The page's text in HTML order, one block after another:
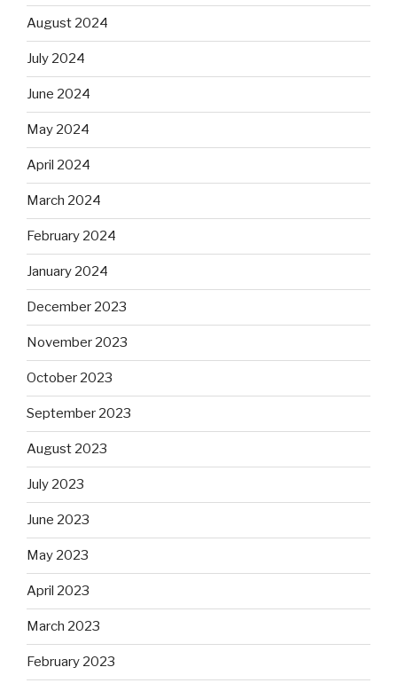
August 2024
July 2024
June 2024
May 2024
April 2024
March 2024
February 2024
January 2024
December 2023
November 2023
October 2023
September 2023
August 2023
July 2023
June 2023
May 2023
April 2023
March 2023
February 2023